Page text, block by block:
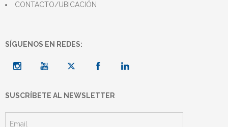
CONTACTO/UBICACIÓN
SÍGUENOS EN REDES:
SUSCRÍBETE AL NEWSLETTER